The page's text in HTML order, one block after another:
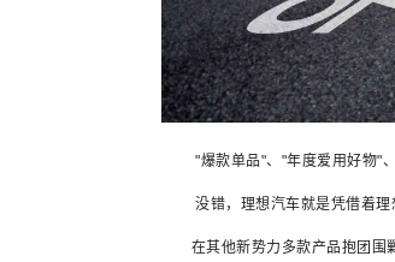
"爆款单品"、"年度爱用好物"、"
没错，理想汽车就是凭借着理
在其他新势力多款产品抱团围剿